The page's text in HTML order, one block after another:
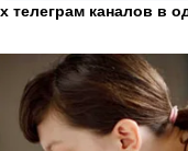
каналов в